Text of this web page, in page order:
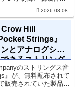
が揃っています。モ
さずにミックス全体の
2026.08.08
Hill
Strings』
とアナログシン
きるストリング
ンのストリングス音
』が、無料配布されて
販売されていた製品で